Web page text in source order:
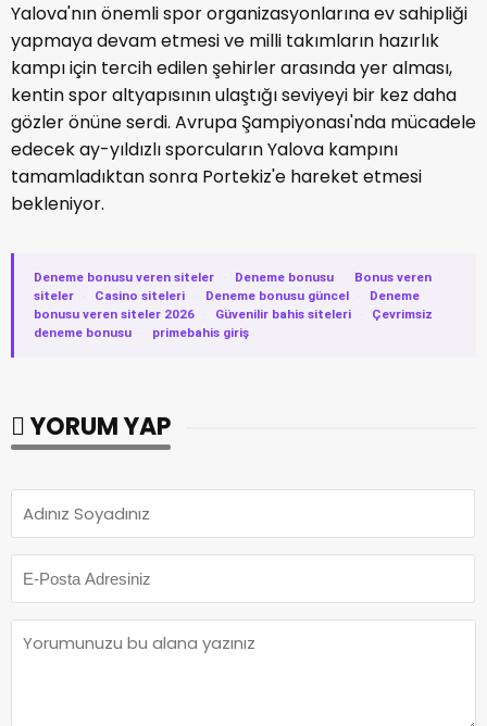
Yalova'nın önemli spor organizasyonlarına ev sahipliği
yapmaya devam etmesi ve milli takımların hazırlık
kampı için tercih edilen şehirler arasında yer alması,
kentin spor altyapısının ulaştığı seviyeyi bir kez daha
gözler önüne serdi. Avrupa Şampiyonası'nda mücadele
edecek ay-yıldızlı sporcuların Yalova kampını
tamamladıktan sonra Portekiz'e hareket etmesi
bekleniyor.
Deneme bonusu veren siteler · Deneme bonusu ·
Bonus veren
siteler
· Casino siteleri · Deneme bonusu güncel ·
Deneme
bonusu veren siteler 2026
· Güvenilir bahis siteleri ·
Çevrimsiz
deneme bonusu
· primebahis giriş
YORUM YAP